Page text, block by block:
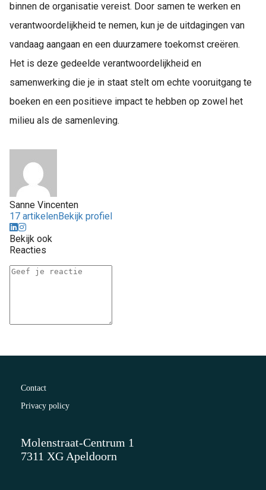
binnen de organisatie vereist. Door samen te werken en
verantwoordelijkheid te nemen, kun je de uitdagingen van
vandaag aangaan en een duurzamere toekomst creëren.
Het is deze gedeelde verantwoordelijkheid en
samenwerking die je in staat stelt om echte vooruitgang te
boeken en een positieve impact te hebben op zowel het
milieu als de samenleving.
Sanne Vincenten
17 artikelenBekijk profiel
Bekijk ook
Reacties
Contact
Privacy policy
Molenstraat-Centrum 1
7311 XG Apeldoorn